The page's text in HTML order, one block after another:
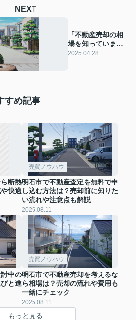
NEXT
「不動産売却の相
場を知っています
か？相場の基本知
2025.04.28
すめ記事
断熱
快適
売買ノウハウ
明石市で不動産査定を無料で申
し込む方法は？売却前に知りた
い流れや注意点も解説
2025.08.11
中の
と進
売買ノウハウ
明石市で不動産売却を考えるな
ら相場は？売却の流れや費用も
一緒にチェック
2025.08.11
もっと見る